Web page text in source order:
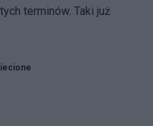
terminów. Taki już